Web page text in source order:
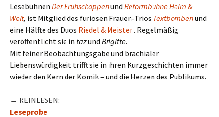
Lesebühnen Der Frühschoppenund Reformbühne Heim &
Welt, ist Mitglied des furiosen Frauen-Trios Textbombenund
eine Hälfte des Duos Riedel & Meister. Regelmäßig
veröffentlicht sie in tazund Brigitte.
Mit feiner Beobachtungsgabe und brachialer
Liebenswürdigkeit trifft sie in ihren Kurzgeschichten immer
wieder den Kern der Komik – und die Herzen des Publikums.
→ REINLESEN:
Leseprobe